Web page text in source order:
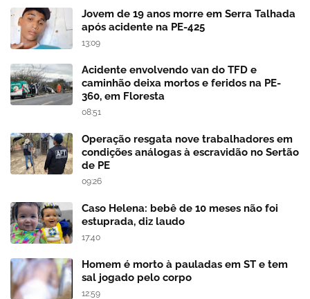
Jovem de 19 anos morre em Serra Talhada
após acidente na PE-425
13:09
Acidente envolvendo van do TFD e
caminhão deixa mortos e feridos na PE-
360, em Floresta
08:51
Operação resgata nove trabalhadores em
condições análogas à escravidão no Sertão
de PE
09:26
Caso Helena: bebê de 10 meses não foi
estuprada, diz laudo
17:40
Homem é morto à pauladas em ST e tem
sal jogado pelo corpo
12:59